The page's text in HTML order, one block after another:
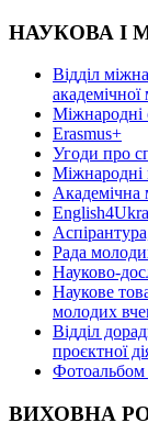
НАУКОВА І
Відділ
академічної
Міжнародні
Erasmus+
Угоди про
Міжнародні
Академічна
Рада
Науково-
Наукове
молодих
Відділ
проєктної
Фотоальбом
ВИХОВНА